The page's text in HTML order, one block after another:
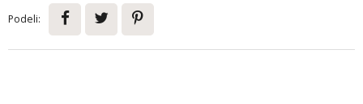
Podeli: